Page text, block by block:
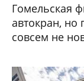
Гомельская
автокран, но
совсем не